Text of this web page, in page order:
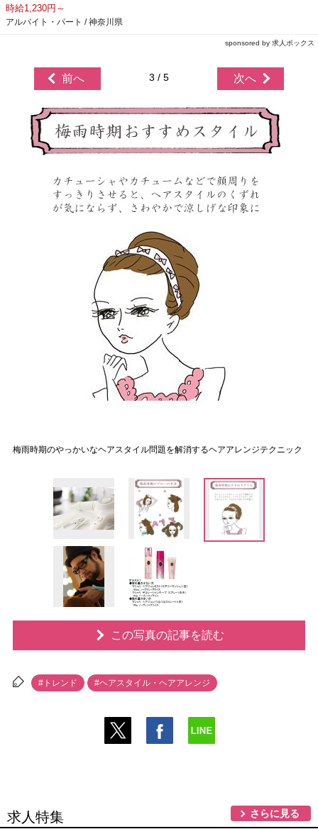
時給1,230円～
アルバイト・パート / 神奈川県
sponsored by 求人ボックス
前へ 3 / 5 次へ
梅雨時期のやっかいなヘアスタイル問題を解消するヘアアレンジテクニック
この写真の記事を読む
#トレンド #ヘアスタイル・ヘアアレンジ
求人特集 さらに見る